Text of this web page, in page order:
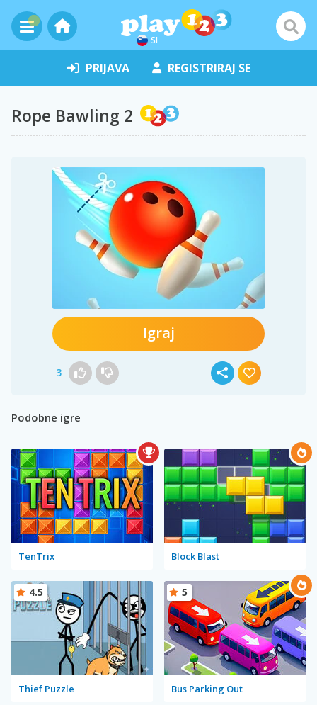
SI
PRIJAVA REGISTRIRAJ SE
Rope Bawling 2
Igraj
3
Podobne igre
TenTrix Block Blast
Thief Puzzle
4.5
Bus Parking Out
5